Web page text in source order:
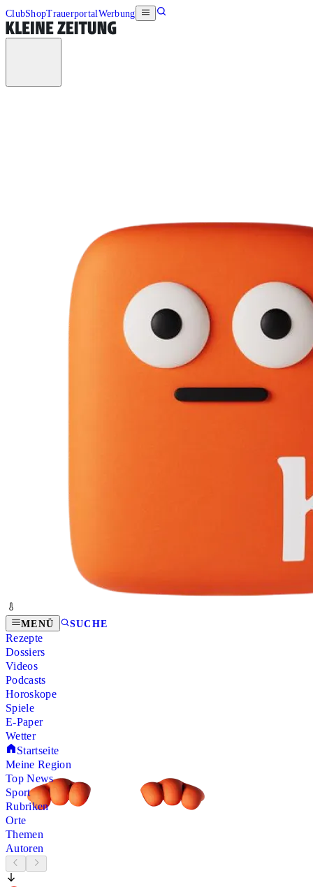
ClubShopTrauerportalWerbung
MENÜ SUCHE
Rezepte
Dossiers
Videos
Podcasts
Horoskope
Spiele
E-Paper
Wetter
Startseite
Meine Region
Top News
Sport
Rubriken
Orte
Themen
Autoren